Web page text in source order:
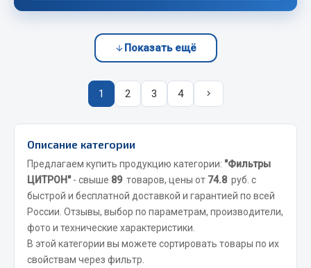
Дифа
Фильтры DONALDSON
Всё для сварки
Газосварка
Маски, краги сварщика
Сварочное оборудование
Сварочные материалы
Показать ещё
1 2 3 4
Описание категории
Предлагаем купить продукцию категории: "Фильтры
ЦИТРОН"- свыше 89 товаров, цены от 74.8 руб. с
быстрой и бесплатной доставкой и гарантией по всей
России. Отзывы, выбор по параметрам, производители,
фото и технические характеристики.
В этой категории вы можете сортировать товары по их
свойствам через фильтр.